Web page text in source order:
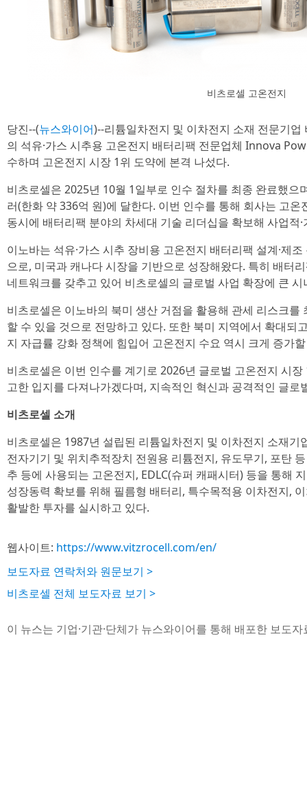
비츠로셀 고온전지
당진--(뉴스와이어)--리튬일차전지 및 이차전지 소재 전문기
의 석유·가스 시추용 고온전지 배터리팩 전문업체 Innova
수하며 고온전지 시장 1위 도약에 본격 나섰다.
비츠로셀은 2025년 10월 1일부로 인수 절차를 최종 완료했으
러(한화 약 336억 원)에 달한다. 이번 인수를 통해 회사는 고
동시에 배터리팩 분야의 차세대 기술 리더십을 확보해 사업적
이노바는 석유·가스 시추 장비용 고온전지 배터리팩 설계·제
으로, 미국과 캐나다 시장을 기반으로 성장해왔다. 특히 배터
네트워크를 갖추고 있어 비츠로셀의 글로벌 사업 확장에 큰
비츠로셀은 이노바의 북미 생산 거점을 활용해 관세 리스크
할 수 있을 것으로 전망하고 있다. 또한 북미 지역에서 확대되
지 자급률 강화 정책에 힘입어 고온전지 수요 역시 크게 증가
비츠로셀은 이번 인수를 계기로 2026년 글로벌 고온전지 시
고한 입지를 다져나가겠다며, 지속적인 혁신과 공격적인 글
비츠로셀 소개
비츠로셀은 1987년 설립된 리튬일차전지 및 이차전지 소재기
전자기기 및 위치추적장치 전원용 리튬전지, 유도무기, 포탄
추 등에 사용되는 고온전지, EDLC(슈퍼 캐패시터) 등을 통해
성장동력 확보를 위해 필름형 배터리, 특수목적용 이차전지,
활발한 투자를 실시하고 있다.
웹사이트: https://www.vitzrocell.com/en/
보도자료 연락처와 원문보기 >
비츠로셀 전체 보도자료 보기 >
이 뉴스는 기업·기관·단체가 뉴스와이어를 통해 배포한 보도